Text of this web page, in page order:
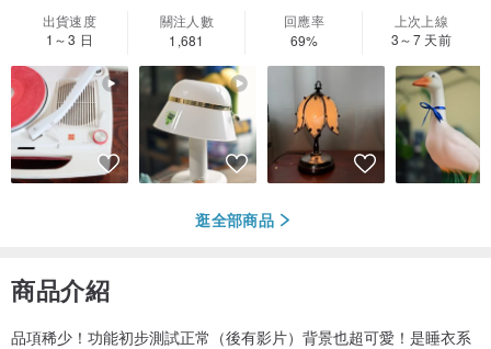
出貨速度
1～3 日
關注人數
1,681
回應率
69%
上次上線
3～7 天前
逛全部商品
商品介紹
品項稀少！功能初步測試正常（後有影片）背景也超可愛！是睡衣系